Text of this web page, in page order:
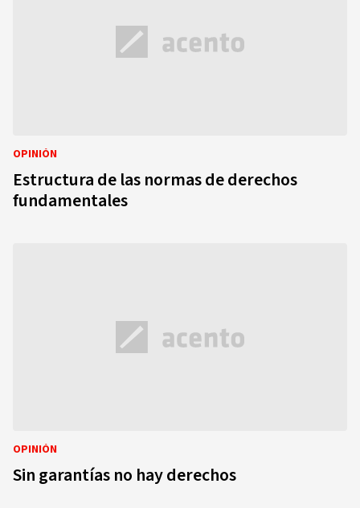
OPINIÓN
Estructura de las normas de derechos
fundamentales
OPINIÓN
Sin garantías no hay derechos